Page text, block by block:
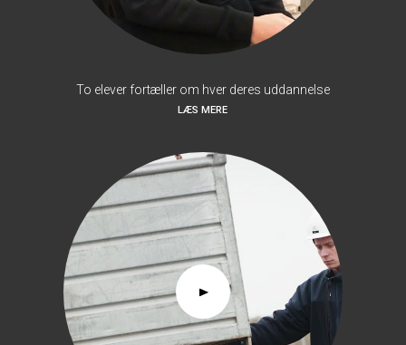
To elever fortæller om hver deres uddannelse
LÆS MERE